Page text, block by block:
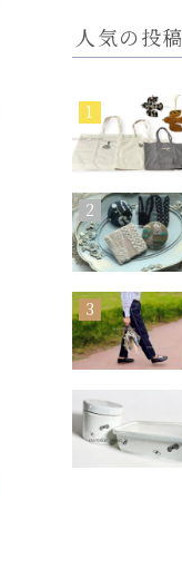
人気の投稿